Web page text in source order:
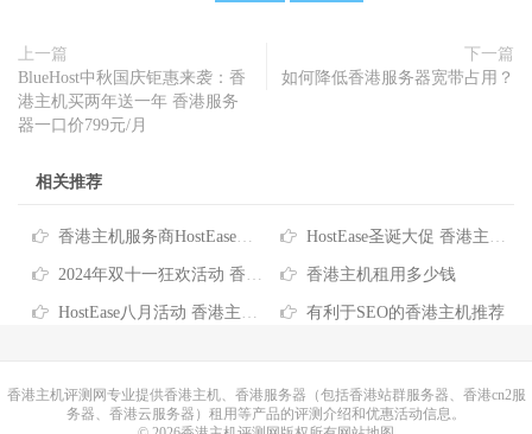
上一篇
BlueHost中秋国庆钜惠来袭：香
港主机买两年送一年 香港服务
器一口价799元/月
下一篇
如何降低香港服务器宽带占用？
相关推荐
香港主机服务商HostEase推出2026年度六折优惠码 HostEase圣诞大促 香港主机六折优惠低至$3.57/月 买独服最高送256IP
2024年双十一狂欢活动 香港服务器/主机/VPS优惠信息汇总 香港主机租用多少钱
HostEase八月活动 香港主机6折优惠 VPS云主机$5.99元起 有利于SEO的香港主机推荐
香港主机评测网专业提供香港主机、香港服务器（包括香港站群服务器、香港cn2服
务器、香港云服务器）租用等产品的评测介绍和优惠活动信息。